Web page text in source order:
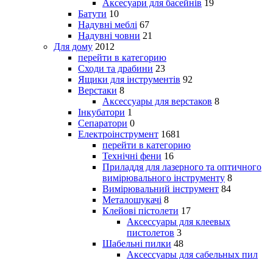
Аксесуари для басейнів 19
Батути 10
Надувні меблі 67
Надувні човни 21
Для дому 2012
перейти в категорию
Сходи та драбини 23
Ящики для інструментів 92
Верстаки 8
Аксессуары для верстаков 8
Інкубатори 1
Сепаратори 0
Електроінструмент 1681
перейти в категорию
Технічні фени 16
Приладдя для лазерного та оптичного
вимірювального інструменту 8
Вимірювальний інструмент 84
Металошукачі 8
Клейові пістолети 17
Аксессуары для клеевых
пистолетов 3
Шабельні пилки 48
Аксессуары для сабельных пил